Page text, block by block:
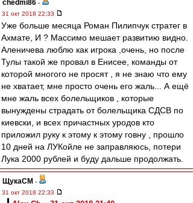
chedmi86 -
31 окт 2018 22:33
Уже больше месяца Роман Пилипчук стратег в
Ахмате, И ? Массимо мешает развитию видно.
Аленичева люблю как игрока ,очень, но после
Тулы такой же провал в Енисее, команды от
которой многого не просят , я не знаю что ему
не хватает, мне просто очень его жаль... А ещё
мне жаль всех болельщиков , которые
вынуждены страдать от болельщика СДСВ по
киевски, и всех причастных уродов кто
приложил руку к этому к этому говну , прошло
10 дней на ЛУКойле не заправляюсь, потери
Лука 2000 рублей и буду дальше продолжать.
ЩукаСМ -
31 окт 2018 22:33